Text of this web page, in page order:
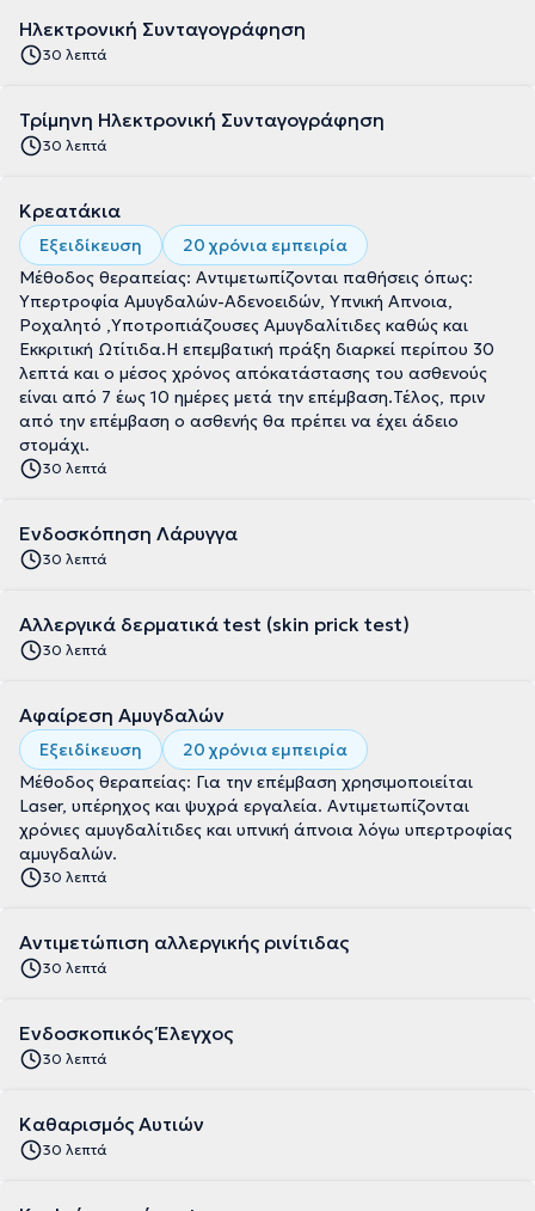
Ηλεκτρονική Συνταγογράφηση
30 λεπτά
Τρίμηνη Ηλεκτρονική Συνταγογράφηση
30 λεπτά
Κρεατάκια
Εξειδίκευση
20 χρόνια εμπειρία
Μέθοδος θεραπείας: Αντιμετωπίζονται παθήσεις όπως:
Υπερτροφία Αμυγδαλών-Αδενοειδών, Υπνική Απνοια,
Ροχαλητό ,Υποτροπιάζουσες Αμυγδαλίτιδες καθώς και
Εκκριτική Ωτίτιδα.Η επεμβατική πράξη διαρκεί περίπου 30
λεπτά και ο μέσος χρόνος απόκατάστασης του ασθενούς
είναι από 7 έως 10 ημέρες μετά την επέμβαση.Τέλος, πριν
από την επέμβαση ο ασθενής θα πρέπει να έχει άδειο
στομάχι.
30 λεπτά
Ενδοσκόπηση Λάρυγγα
30 λεπτά
Αλλεργικά δερματικά test (skin prick test)
30 λεπτά
Αφαίρεση Αμυγδαλών
Εξειδίκευση
20 χρόνια εμπειρία
Μέθοδος θεραπείας: Για την επέμβαση χρησιμοποιείται
Laser, υπέρηχος και ψυχρά εργαλεία. Αντιμετωπίζονται
χρόνιες αμυγδαλίτιδες και υπνική άπνοια λόγω υπερτροφίας
αμυγδαλών.
30 λεπτά
Αντιμετώπιση αλλεργικής ρινίτιδας
30 λεπτά
Ενδοσκοπικός Έλεγχος
30 λεπτά
Καθαρισμός Αυτιών
30 λεπτά